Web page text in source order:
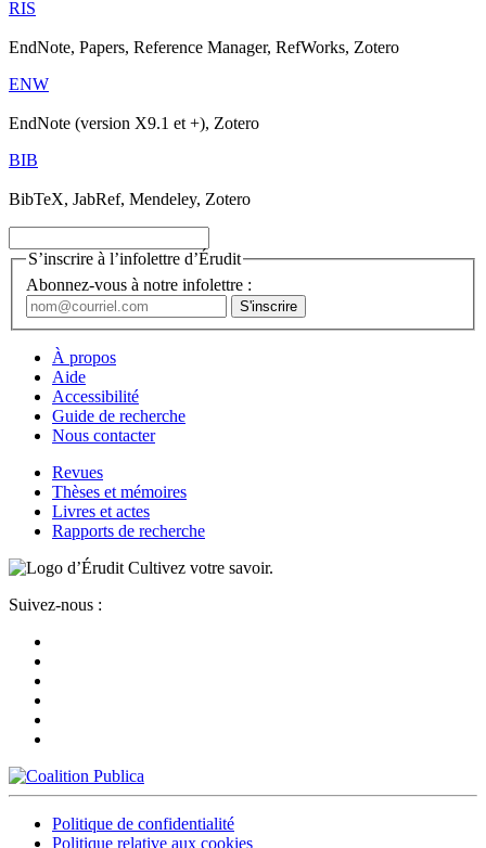
RIS
EndNote, Papers, Reference Manager, RefWorks, Zotero
ENW
EndNote (version X9.1 et +), Zotero
BIB
BibTeX, JabRef, Mendeley, Zotero
S’inscrire à l’infolettre d’Érudit
Abonnez-vous à notre infolettre :
À propos
Aide
Accessibilité
Guide de recherche
Nous contacter
Revues
Thèses et mémoires
Livres et actes
Rapports de recherche
Cultivez votre savoir.
Suivez-nous :
Politique de confidentialité
Politique relative aux cookies